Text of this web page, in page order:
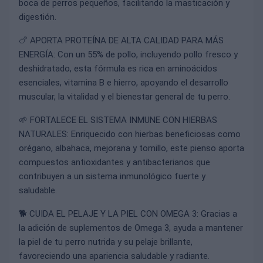
boca de perros pequeños, facilitando la masticación y
digestión.
🍗 APORTA PROTEÍNA DE ALTA CALIDAD PARA MÁS
ENERGÍA: Con un 55% de pollo, incluyendo pollo fresco y
deshidratado, esta fórmula es rica en aminoácidos
esenciales, vitamina B e hierro, apoyando el desarrollo
muscular, la vitalidad y el bienestar general de tu perro.
🌱 FORTALECE EL SISTEMA INMUNE CON HIERBAS
NATURALES: Enriquecido con hierbas beneficiosas como
orégano, albahaca, mejorana y tomillo, este pienso aporta
compuestos antioxidantes y antibacterianos que
contribuyen a un sistema inmunológico fuerte y
saludable.
🐕 CUIDA EL PELAJE Y LA PIEL CON OMEGA 3: Gracias a
la adición de suplementos de Omega 3, ayuda a mantener
la piel de tu perro nutrida y su pelaje brillante,
favoreciendo una apariencia saludable y radiante.